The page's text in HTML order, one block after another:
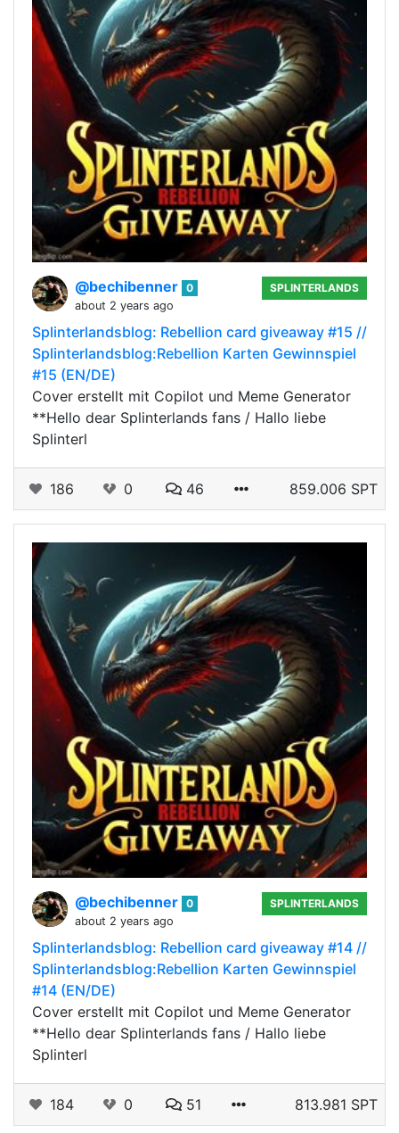
@bechibenner 0
about 2 years ago
SPLINTERLANDS
Splinterlandsblog: Rebellion card giveaway #15 //
Splinterlandsblog:Rebellion Karten Gewinnspiel
#15 (EN/DE)
Cover erstellt mit Copilot und Meme Generator
**Hello dear Splinterlands fans / Hallo liebe
Splinterl
186 0 46 859.006 SPT
@bechibenner 0
about 2 years ago
SPLINTERLANDS
Splinterlandsblog: Rebellion card giveaway #14 //
Splinterlandsblog:Rebellion Karten Gewinnspiel
#14 (EN/DE)
Cover erstellt mit Copilot und Meme Generator
**Hello dear Splinterlands fans / Hallo liebe
Splinterl
184 0 51 813.981 SPT